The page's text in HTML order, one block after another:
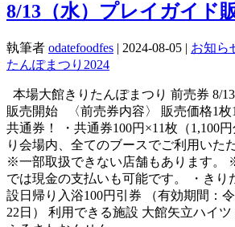
8/13（水）プレイガイド
執筆者 odatefoodfes | 2024-08-05 | お知ら
たんぽまつり2024
本場大館きりたんぽまつり 前売券 8/
販売開始 〈前売券内容〉 販売価格1枚
共通券！ ・共通券100円×11枚（1,100
り会場内、全てのブースでご利用いた
※一部取扱できない店舗もあります。
では現金の支払いも可能です。 ・きり
設日帰り入浴100円引券 （有効期間：
22日） 利用できる施設 大館矢立ハイ